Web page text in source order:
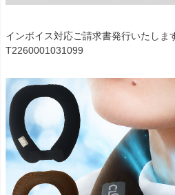
インボイス対応ご請求書発行いたし
T2260001031099